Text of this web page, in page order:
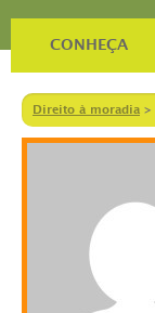
CONHEÇA
Direito à moradia >